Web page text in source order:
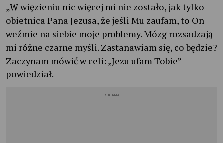
„W więzieniu nic więcej mi nie zostało, jak tylko
obietnica Pana Jezusa, że jeśli Mu zaufam, to On
weźmie na siebie moje problemy. Mózg rozsadzają
mi różne czarne myśli. Zastanawiam się, co będzie?
Zaczynam mówić w celi: „Jezu ufam Tobie” –
powiedział.
REKLAMA